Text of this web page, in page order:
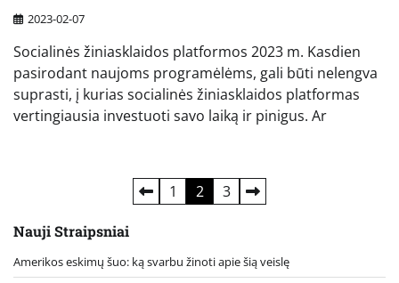
2023-02-07
Socialinės žiniasklaidos platformos 2023 m. Kasdien
pasirodant naujoms programėlėms, gali būti nelengva
suprasti, į kurias socialinės žiniasklaidos platformas
vertingiausia investuoti savo laiką ir pinigus. Ar
puslapiavimas
1 2 3
Nauji Straipsniai
Amerikos eskimų šuo: ką svarbu žinoti apie šią veislę